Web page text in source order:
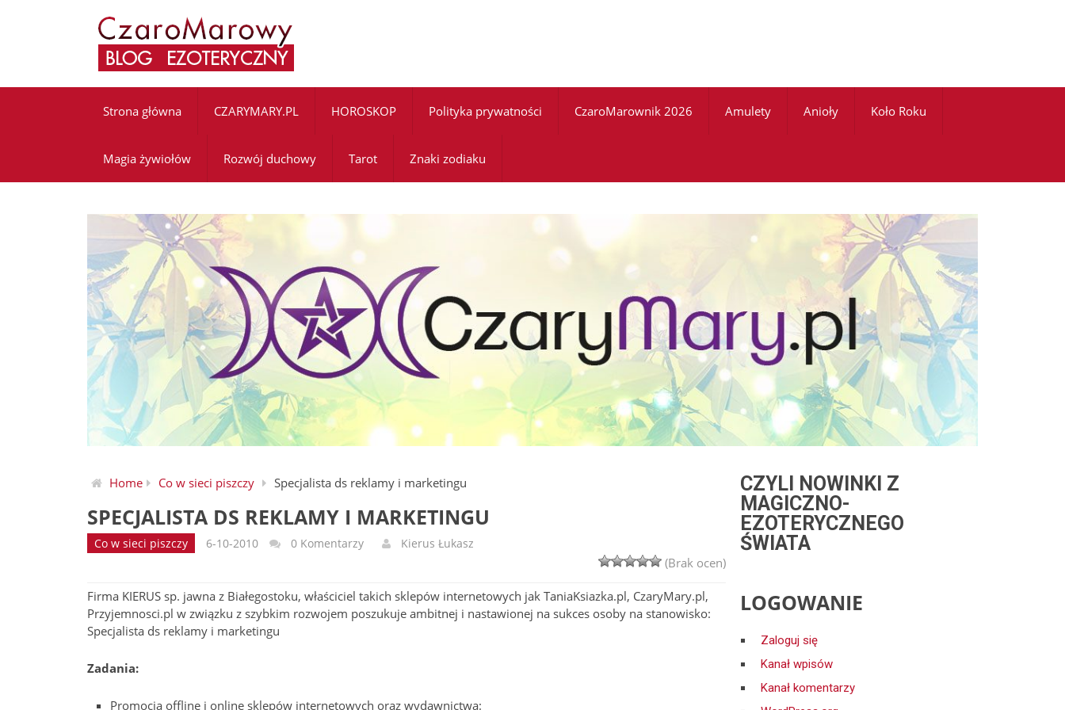
Strona główna CZARYMARY.PL HOROSKOP Polityka prywatności CzaroMarownik 2026 Amulety Anioły Koło Roku
Magia żywiołów Rozwój duchowy Tarot Znaki zodiaku
Home Co w sieci piszczy Specjalista ds reklamy i marketingu
SPECJALISTA DS REKLAMY I MARKETINGU
Co w sieci piszczy 6-10-2010 0 Komentarzy Kierus Łukasz
(Brak ocen)
Firma KIERUS sp. jawna z Białegostoku, właściciel takich sklepów internetowych jak TaniaKsiazka.pl, CzaryMary.pl,
Przyjemnosci.pl w związku z szybkim rozwojem poszukuje ambitnej i nastawionej na sukces osoby na stanowisko:
Specjalista ds reklamy i marketingu
Zadania:
Promocja offline i online sklepów internetowych oraz wydawnictwa:
CZYLI NOWINKI Z
MAGICZNO-
EZOTERYCZNEGO
ŚWIATA
LOGOWANIE
Zaloguj się
Kanał wpisów
Kanał komentarzy